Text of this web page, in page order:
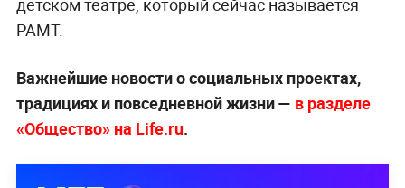
РАМТ.
Важнейшие новости о социальных проектах,
традициях и повседневной жизни — в разделе
«Общество» на Life.ru.